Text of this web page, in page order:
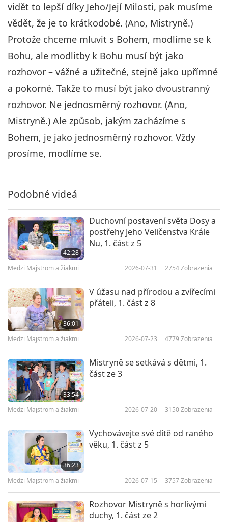
5
Vážte si Božiu zhovievavosť a
poslúchajte Jeho/Jej Prikázania,
5. časť z 5
Medzi Majstrom a žiakmi 2022-11-28 5850
vidět to lepší díky Jeho/Její Milosti, pak musíme
vědět, že je to krátkodobé. (Ano, Mistryně.)
Protože chceme mluvit s Bohem, modlíme se k
Bohu, ale modlitby k Bohu musí být jako
rozhovor – vážné a užitečné, stejně jako upřímné
a pokorné. Takže to musí být jako dvoustranný
rozhovor. Ne jednosměrný rozhovor. (Ano,
Mistryně.) Ale způsob, jakým zacházíme s
Bohem, je jako jednosměrný rozhovor. Vždy
prosíme, modlíme se.
Podobné videá
42:28
Duchovní postavení světa Dosy a
postřehy Jeho Veličenstva Krále
Nu, 1. část z 5
Medzi Majstrom a žiakmi 2026-07-31 2754Zobrazenia
36:01
V úžasu nad přírodou a zvířecími
přáteli, 1. část z 8
Medzi Majstrom a žiakmi 2026-07-23 4779 Zobrazenia
33:54
Mistryně se setkává s dětmi, 1.
část ze 3
Medzi Majstrom a žiakmi 2026-07-20 3150Zobrazenia
36:23
Vychovávejte své dítě od raného
věku, 1. část z 5
Medzi Majstrom a žiakmi 2026-07-15 3757Zobrazenia
Rozhovor Mistryně s horlivými
duchy, 1. část ze 2